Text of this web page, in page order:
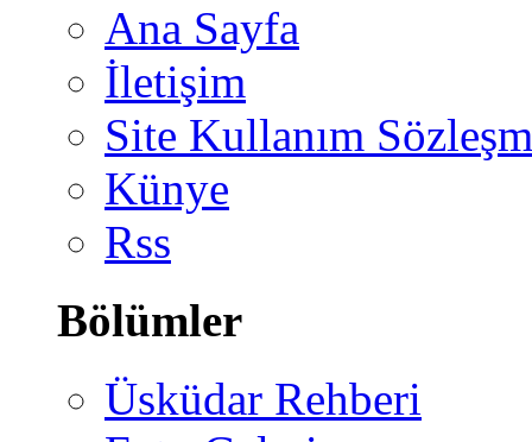
Ana Sayfa
İletişim
Site Kullanım
Künye
Rss
Bölümler
Üsküdar Rehberi